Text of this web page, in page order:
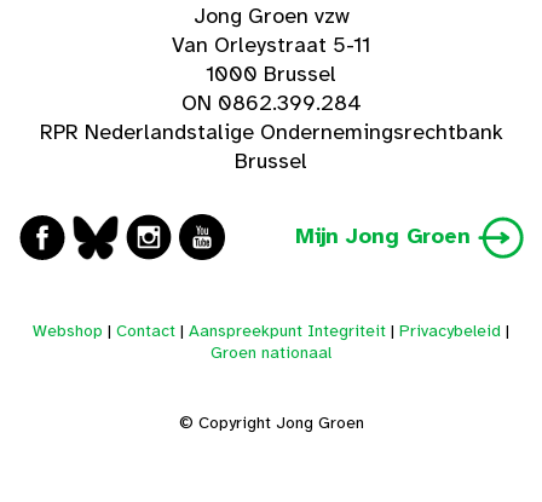
Jong Groen vzw
Van Orleystraat 5-11
1000 Brussel
ON 0862.399.284
RPR Nederlandstalige Ondernemingsrechtbank
Brussel
Mijn Jong Groen
Webshop | Contact | Aanspreekpunt Integriteit | Privacybeleid |
Groen nationaal
© Copyright Jong Groen